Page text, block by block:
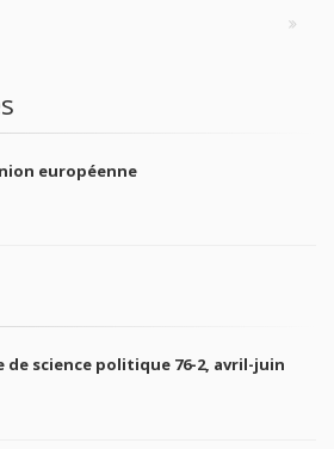
européenne
de science politique 76-2, avril-juin